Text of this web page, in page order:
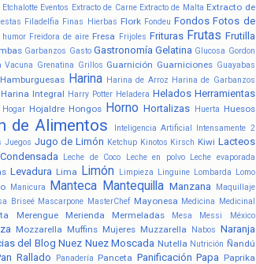
Etchalotte Eventos Extracto de Carne Extracto de Malta Extracto de
Filadelfia Finas Hierbas Flork Fondeu Fondos Fotos de
humor Freidora de aire Fresa Frijoles Frituras Frutas Frutilla
Garbanzos Gasto Gastronomía Gelatina Glucosa Gordon
Vacuna Grenatina Grillos Guarnición Guarniciones Guayabas
Hamburguesas Harina Harina de Arroz Harina de Garbanzos
Harina Integral Harry Potter Heladera Helados Herramientas
Hogar Hojaldre Hongos Horno Hortalizas Huerta Huesos
de Alimentos Inteligencia Artificial Intensamente 2
Juegos Jugo de Limón Ketchup Kinotos Kirsch Kiwi Lacteos
Leche de Coco Leche en polvo Leche evaporada
Levadura Lima Limón Limpieza Linguine Lombarda Lomo
Manicura Manteca Mantequilla Manzana Maquillaje
Briseé Mascarpone MasterChef Mayonesa Medicina Medicinal
Merengue Merienda Mermeladas Mesa Messi México
Mozzarella Muffins Mujeres Muzzarella Nabos Naranja
del Blog Nuez Nuez Moscada Nutella Nutrición Ñandú
Rallado Panadería Panceta Panificación Papa Paprika